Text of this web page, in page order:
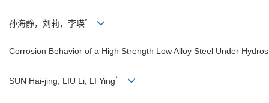
孙海静，刘莉，李瑛*
Corrosion Behavior of a High Strength Low Alloy Steel Under
SUN Hai-jing, LIU Li, LI Ying*